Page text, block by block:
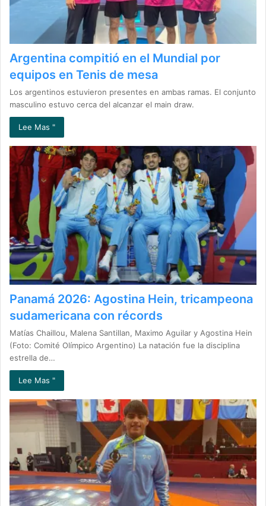
Argentina compitió en el Mundial por
equipos en Tenis de mesa
Los argentinos estuvieron presentes en ambas ramas. El conjunto
masculino estuvo cerca del alcanzar el main draw.
Lee Mas "
Panamá 2026: Agostina Hein, tricampeona
sudamericana con récords
Matías Chaillou, Malena Santillan, Maximo Aguilar y Agostina Hein
(Foto: Comité Olímpico Argentino) La natación fue la disciplina
estrella de…
Lee Mas "